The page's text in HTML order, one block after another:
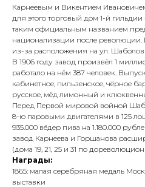
Карнеевым и Викентием
для этого торговый дом 1-й
таким официальным названием
национализации после
из-за расположения на ул.
В 1906 году завод произвёл 1
работало на нём 387 человек.
кабинетное, пильзенское, чёрное
русское, мёд лимонный и
Перед Первой мировой войной
8-ю паровыми двигателями в 125
935.000 вёдер пива на 1.180.000
завод Карнеева и Горшанова
(дома 19, 21, 25 и 31 по
Награды:
1865: малая серебряная медаль
выставки